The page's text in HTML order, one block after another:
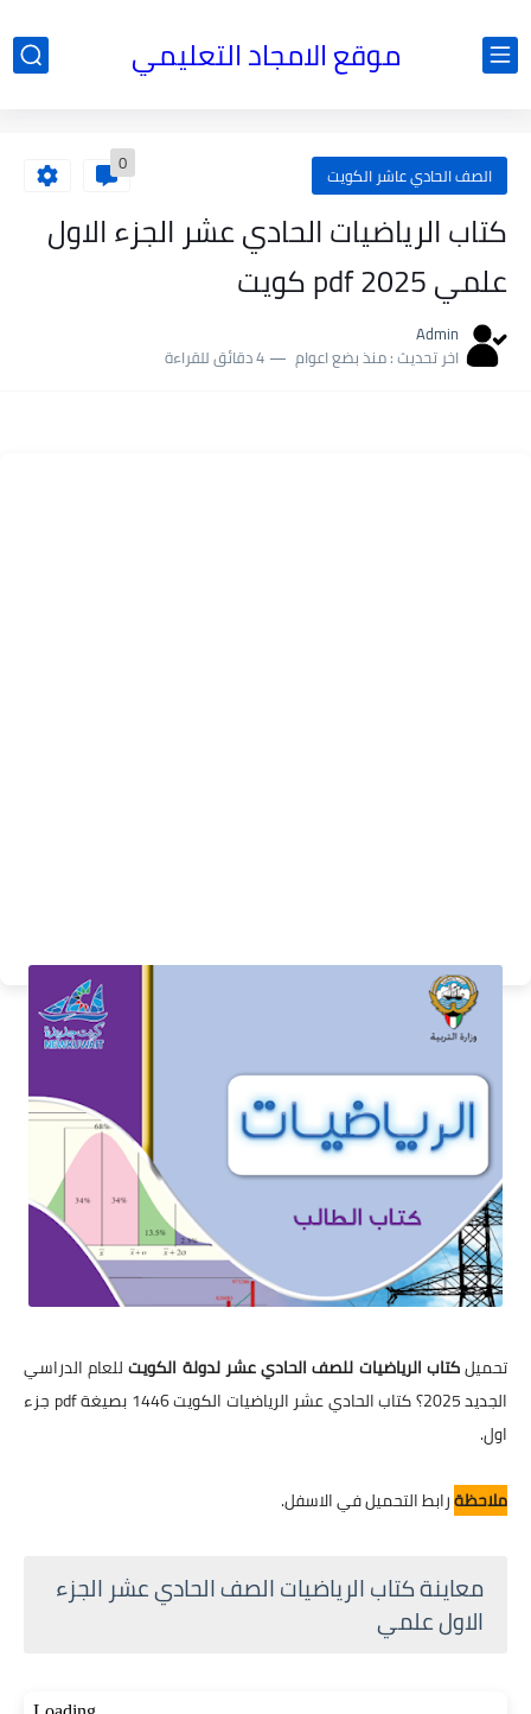
موقع الامجاد التعليمي
الصف الحادي عاشر الكويت 0
كتاب الرياضيات الحادي عشر الجزء الاول
علمي 2025 pdf كويت
Admin
اخر تحديث :منذ بضع اعوام 4 دقائق للقراءة
تحميلكتاب الرياضيات للصف الحادي عشر لدولة الكويتللعام الدراسي
الجديد 2025؟ كتاب الحادي عشر الرياضيات الكويت 1446 بصيغة pdf جزء
اول.
ملاحظةرابط التحميل في الاسفل.
معاينة كتاب الرياضيات الصف الحادي عشر الجزء
الاول علمي